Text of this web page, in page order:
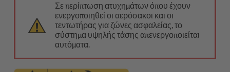
Σε περίπτωση ατυχημάτων όπου έχουν
ενεργοποιηθεί οι αερόσακοι και οι
τεντωτήρας για ζώνες ασφαλείας, το
σύστημα υψηλής τάσης απενεργοποιείται
αυτόματα.